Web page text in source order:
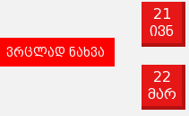
ვრცლად ნახვა
21
ივნ
22
მარ